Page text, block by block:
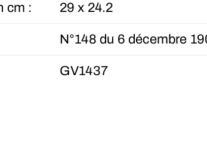
cm : 29 x 24.2
N°148 du 6 décembre
GV1437